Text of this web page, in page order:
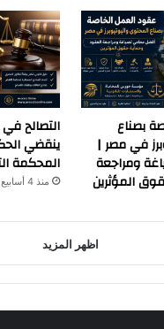
بصناع
في مصر |
ومراجعة
المؤثرين
التصالح في
ينقضي
المحكمة
منذ 4 أسابيع
اظهر المزيد